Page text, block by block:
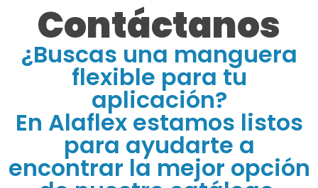
Contáctanos
¿Buscas una manguera
flexible para tu
aplicación?
En Alaflex estamos listos
para ayudarte a
encontrar la mejor opción